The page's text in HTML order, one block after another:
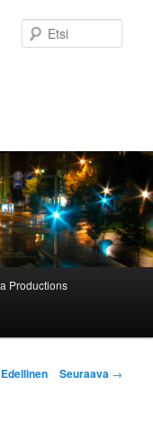
Productions
Edellinen Seuraava →